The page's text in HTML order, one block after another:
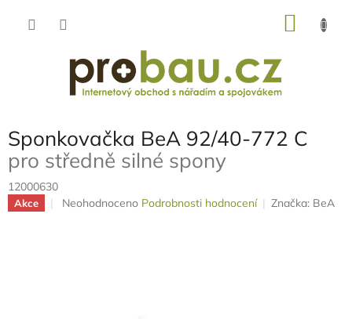
Sponkovačka BeA 92/40-772 C
pro středně silné spony
12000630
Akce
Průměrné
Neohodnoceno Podrobnosti hodnocení Značka: BeA